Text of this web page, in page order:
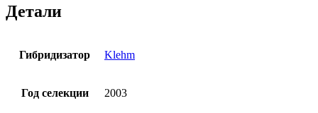
Детали
Гибридизатор Klehm
Год селекции 2003